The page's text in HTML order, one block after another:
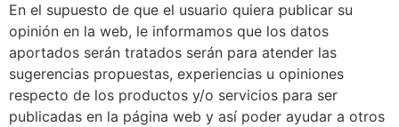
En el supuesto de que el usuario quiera publicar su
opinión en la web, le informamos que los datos
aportados serán tratados serán para atender las
sugerencias propuestas, experiencias u opiniones
respecto de los productos y/o servicios para ser
publicadas en la página web y así poder ayudar a otros